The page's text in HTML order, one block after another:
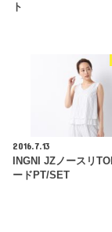
ト
2016.7.13
INGNI JZノースリ
ードPT/SET